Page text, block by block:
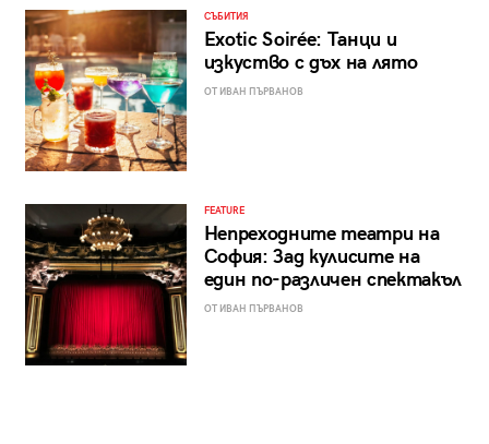
СЪБИТИЯ
Exotic Soirée: Танци и
изкуство с дъх на лято
ОТ ИВАН ПЪРВАНОВ
FEATURE
Непреходните театри на
София: Зад кулисите на
един по-различен спектакъл
ОТ ИВАН ПЪРВАНОВ